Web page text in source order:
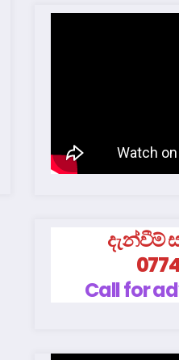
දැන්වීම්
Call for